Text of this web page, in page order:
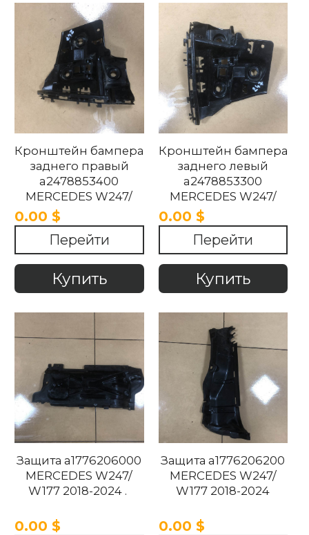
Кронштейн бампера
заднего правый
a2478853400
MERCEDES W247/
W177 2018-2024
0.00 $
Перейти
Купить
Кронштейн бампера
заднего левый
a2478853300
MERCEDES W247/
W177 2018-2024
0.00 $
Перейти
Купить
Защита a1776206000
MERCEDES W247/
W177 2018-2024 .
0.00 $
Защита a1776206200
MERCEDES W247/
W177 2018-2024
0.00 $